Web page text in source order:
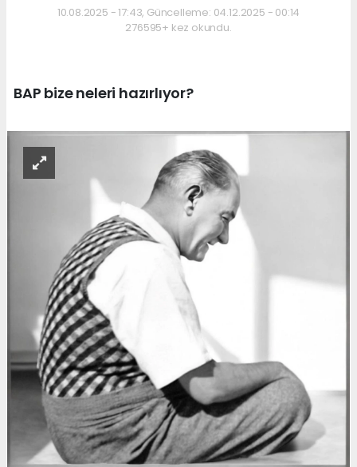
10.08.2025 - 17:43, Güncelleme: 04.12.2025 - 00:14
276595+ kez okundu.
BAP bize neleri hazırlıyor?